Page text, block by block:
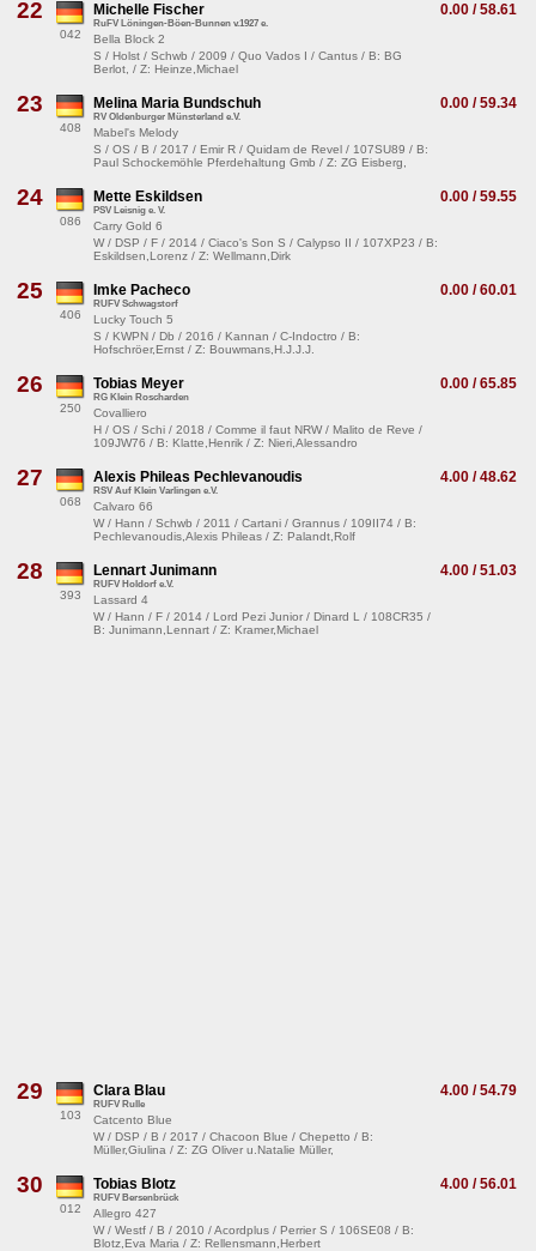
22
042
0.00 / 58.61
Michelle Fischer
RuFV Löningen-Böen-Bunnen v.1927 e.
Bella Block 2
S / Holst / Schwb / 2009 / Quo Vados I / Cantus / B: BG
Berlot, / Z: Heinze,Michael
23
408
0.00 / 59.34
Melina Maria Bundschuh
RV Oldenburger Münsterland e.V.
Mabel's Melody
S / OS / B / 2017 / Emir R / Quidam de Revel / 107SU89 / B:
Paul Schockemöhle Pferdehaltung Gmb / Z: ZG Eisberg,
24
086
0.00 / 59.55
Mette Eskildsen
PSV Leisnig e. V.
Carry Gold 6
W / DSP / F / 2014 / Ciaco's Son S / Calypso II / 107XP23 / B:
Eskildsen,Lorenz / Z: Wellmann,Dirk
25
406
0.00 / 60.01
Imke Pacheco
RUFV Schwagstorf
Lucky Touch 5
S / KWPN / Db / 2016 / Kannan / C-Indoctro / B:
Hofschröer,Ernst / Z: Bouwmans,H.J.J.J.
26
250
0.00 / 65.85
Tobias Meyer
RG Klein Roscharden
Covalliero
H / OS / Schi / 2018 / Comme il faut NRW / Malito de Reve /
109JW76 / B: Klatte,Henrik / Z: Nieri,Alessandro
27
068
4.00 / 48.62
Alexis Phileas Pechlevanoudis
RSV Auf Klein Varlingen e.V.
Calvaro 66
W / Hann / Schwb / 2011 / Cartani / Grannus / 109II74 / B:
Pechlevanoudis,Alexis Phileas / Z: Palandt,Rolf
28
393
4.00 / 51.03
Lennart Junimann
RUFV Holdorf e.V.
Lassard 4
W / Hann / F / 2014 / Lord Pezi Junior / Dinard L / 108CR35 /
B: Junimann,Lennart / Z: Kramer,Michael
29
103
4.00 / 54.79
Clara Blau
RUFV Rulle
Catcento Blue
W / DSP / B / 2017 / Chacoon Blue / Chepetto / B:
Müller,Giulina / Z: ZG Oliver u.Natalie Müller,
30
012
4.00 / 56.01
Tobias Blotz
RUFV Bersenbrück
Allegro 427
W / Westf / B / 2010 / Acordplus / Perrier S / 106SE08 / B:
Blotz,Eva Maria / Z: Rellensmann,Herbert